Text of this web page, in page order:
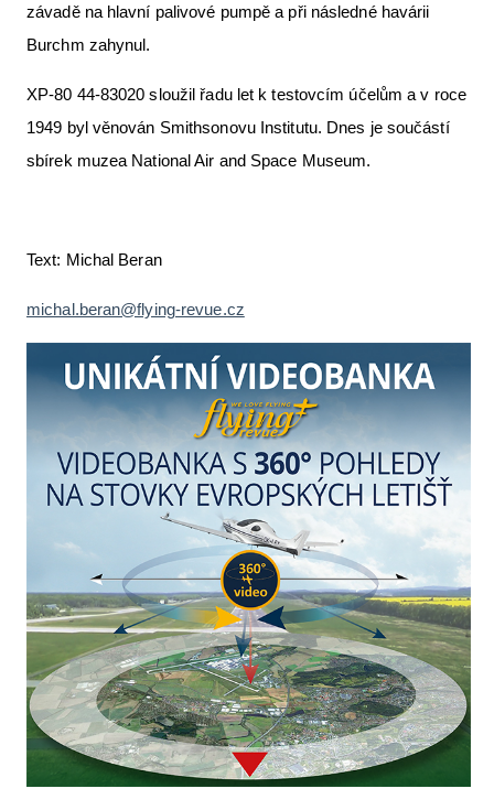
závadě na hlavní palivové pumpě a při následné havárii
Burchm zahynul.
XP-80 44-83020 sloužil řadu let k testovcím účelům a v roce
1949 byl věnován Smithsonovu Institutu. Dnes je součástí
sbírek muzea National Air and Space Museum.
Text: Michal Beran
michal.beran@flying-revue.cz